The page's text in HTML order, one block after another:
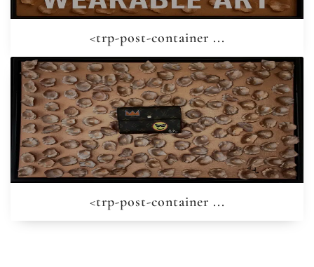
<trp-post-container ...
<trp-post-container ...